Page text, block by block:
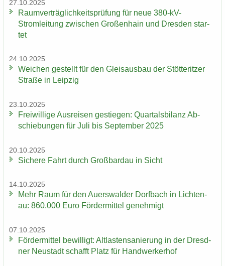
27.10.2025
Ra­um­ver­träg­lich­keits­prü­fung für neue 380-​kV-
Stromleitung zwi­schen Gro­ßen­hain und Dres­den star­
tet
24.10.2025
Wei­chen ge­stellt für den Gleis­aus­bau der Stöt­terit­zer
Stra­ße in Leip­zig
23.10.2025
Frei­wil­li­ge Aus­rei­sen ge­stie­gen: Quar­tals­bi­lanz Ab­
schie­bun­gen für Juli bis Sep­tem­ber 2025
20.10.2025
Si­che­re Fahrt durch Groß­bardau in Sicht
14.10.2025
Mehr Raum für den Au­ers­wal­der Dorf­bach in Lich­ten­
au: 860.000 Euro För­der­mit­tel ge­neh­migt
07.10.2025
För­der­mit­tel be­wil­ligt: Alt­las­ten­sa­nie­rung in der Dresd­
ner Neu­stadt schafft Platz für Hand­wer­ker­hof